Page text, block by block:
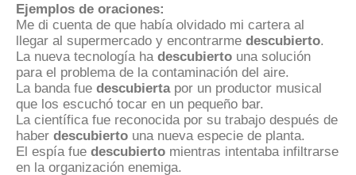
Ejemplos de oraciones:
Me di cuenta de que había olvidado mi cartera al
llegar al supermercado y encontrarme descubierto
La nueva tecnología ha descubierto una solución
para el problema de la contaminación del aire.
La banda fue descubierta por un productor musical
que los escuchó tocar en un pequeño bar.
La científica fue reconocida por su trabajo después de
haber descubierto una nueva especie de planta.
El espía fue descubierto mientras intentaba infiltrarse
en la organización enemiga.